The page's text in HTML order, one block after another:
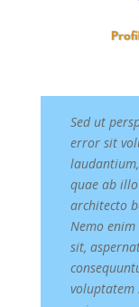
Sed ut
error sit
quae ab
architecto
Nemo
sit,
voluptatem